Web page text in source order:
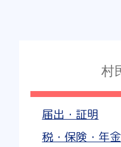
村
届出・証明
税・保険・年金